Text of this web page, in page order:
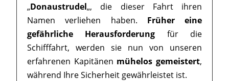
„Donaustrudel„, die dieser Fahrt ihren
Namen verliehen haben. Früher eine
gefährliche Herausforderung für die
Schifffahrt, werden sie nun von unseren
erfahrenen Kapitänen mühelos gemeistert,
während Ihre Sicherheit gewährleistet ist.